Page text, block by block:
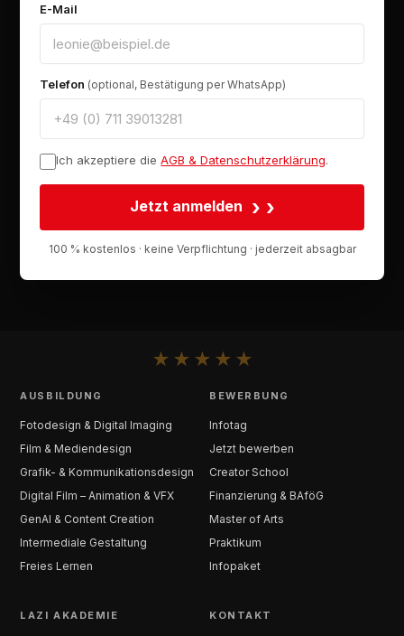
E-Mail
Telefon (optional, Bestätigung per WhatsApp)
Ich akzeptiere die AGB & Datenschutzerklärung.
Jetzt anmelden ›
100 % kostenlos · keine Verpflichtung · jederzeit absagbar
★ ★ ★ ★ ★
AUSBILDUNG
Fotodesign & Digital Imaging
Film & Mediendesign
Grafik- & Kommunikationsdesign
Digital Film – Animation & VFX
GenAI & Content Creation
Intermediale Gestaltung
Freies Lernen
BEWERBUNG
Infotag
Jetzt bewerben
Creator School
Finanzierung & BAföG
Master of Arts
Praktikum
Infopaket
LAZI AKADEMIE KONTAKT